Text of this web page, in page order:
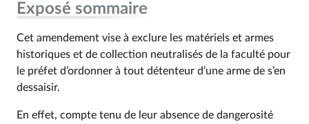
Exposé sommaire
Cet amendement vise à exclure les matériels et armes
historiques et de collection neutralisés de la faculté pour
le préfet d’ordonner à tout détenteur d’une arme de s’en
dessaisir.
En effet, compte tenu de leur absence de dangerosité